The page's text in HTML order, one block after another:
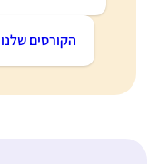
הקורסים שלנו